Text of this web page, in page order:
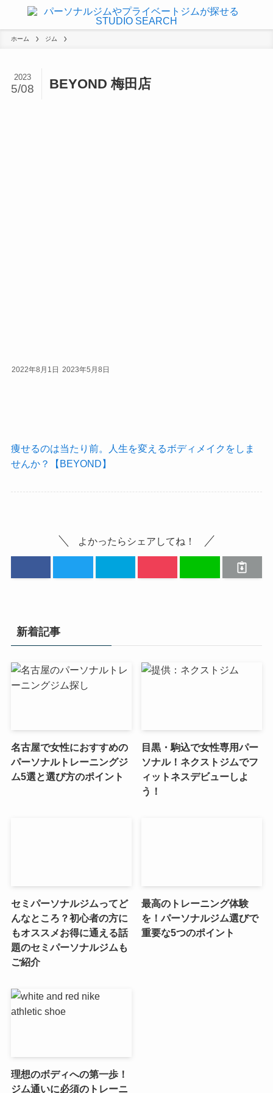
ホーム ジム
BEYOND 梅田店
2023
5/08
2022年8月1日 2023年5月8日
痩せるのは当たり前。人生を変えるボディメイクをしま
せんか？【BEYOND】
よかったらシェアしてね！
新着記事
名古屋で女性におすすめの
パーソナルトレーニングジ
ム5選と選び方のポイント
目黒・駒込で女性専用パー
ソナル！ネクストジムでフ
ィットネスデビューしよ
う！
セミパーソナルジムってど
んなところ？初心者の方に
もオススメお得に通える話
題のセミパーソナルジムも
ご紹介
最高のトレーニング体験
を！パーソナルジム選びで
重要な5つのポイント
理想のボディへの第一歩！
ジム通いに必須のトレーニ